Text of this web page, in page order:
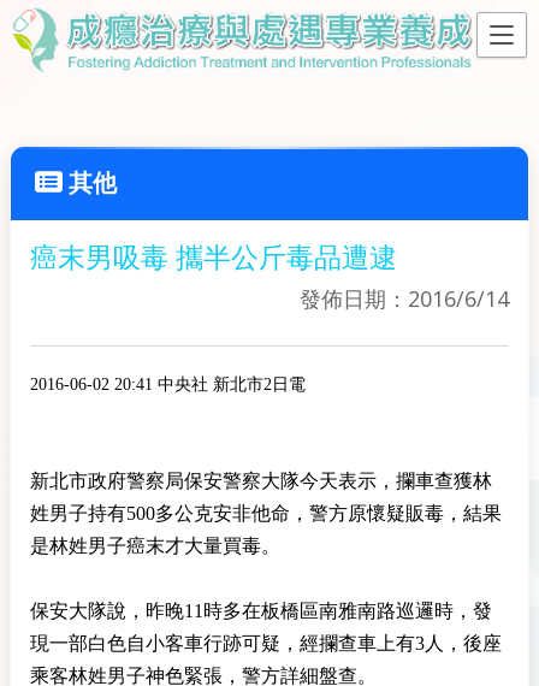
其他
癌末男吸毒 攜半公斤毒品遭逮
發佈日期：2016/6/14
2016-06-02 20:41 中央社 新北市2日電
新北市政府警察局保安警察大隊今天表示，攔車查獲林
姓男子持有500多公克安非他命，警方原懷疑販毒，結果
是林姓男子癌末才大量買毒。
保安大隊說，昨晚11時多在板橋區南雅南路巡邏時，發
現一部白色自小客車行跡可疑，經攔查車上有3人，後座
乘客林姓男子神色緊張，警方詳細盤查。